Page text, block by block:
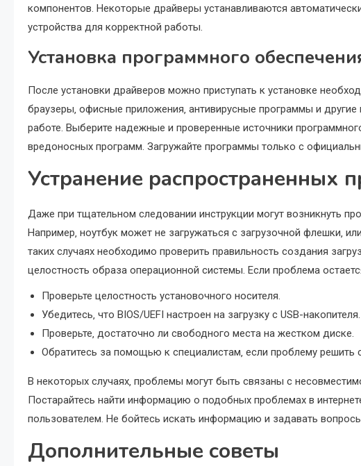
компонентов. Некоторые драйверы устанавливаются
устройства для корректной работы.
Установка программного
После установки драйверов можно приступать к установке
браузеры‚ офисные приложения‚ антивирусные программы и
работе. Выберите надежные и проверенные источники
вредоносных программ. Загружайте программы только с
Устранение распространенных
Даже при тщательном следовании инструкции могут возникнуть
Например‚ ноутбук может не загружаться с загрузочной флешки‚
таких случаях необходимо проверить правильность создания
целостность образа операционной системы. Если проблема
Проверьте целостность установочного носителя.
Убедитесь‚ что BIOS/UEFI настроен на загрузку с USB-накопителя.
Проверьте‚ достаточно ли свободного места на жестком диске.
Обратитесь за помощью к специалистам‚ если проблему решить
В некоторых случаях‚ проблемы могут быть связаны с
Постарайтесь найти информацию о подобных проблемах в
пользователем. Не бойтесь искать информацию и задавать
Дополнительные советы